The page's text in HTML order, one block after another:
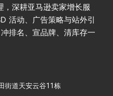
深耕亚马逊卖家增长服
活动、广告策略与站外引
排名、宣品牌、清库存一
街道天安云谷11栋